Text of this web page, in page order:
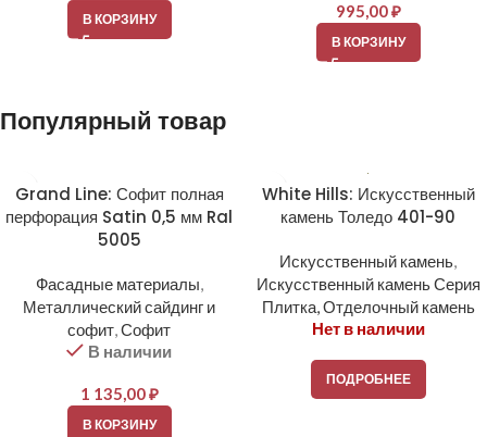
В КОРЗИНУ 995,00₽
В КОРЗИНУ
Популярный товар
Grand Line: Софит полная
перфорация Satin 0,5 мм Ral
5005
Фасадные материалы,
Металлический сайдинг и
софит,Софит
В наличии
1 135,00₽
В КОРЗИНУ
White Hills: Искусственный
камень Толедо 401-90
Искусственный камень,
Искусственный камень Серия
Плитка, Отделочный камень
Нет в наличии
ПОДРОБНЕЕ